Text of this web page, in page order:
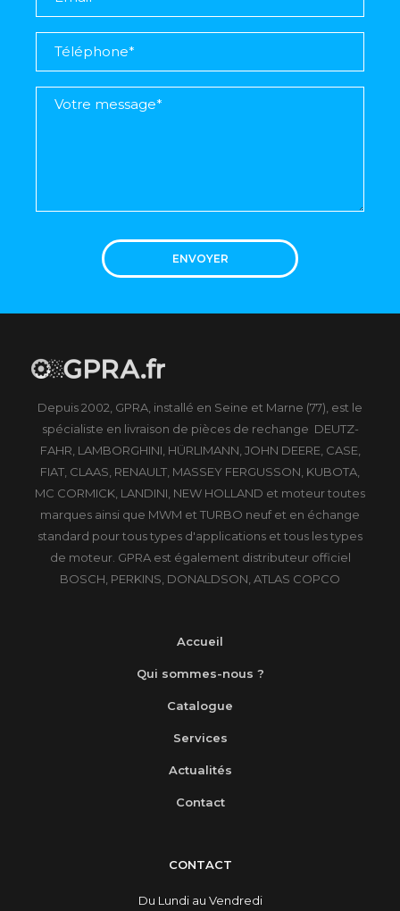
ENVOYER
Depuis 2002, GPRA, installé en Seine et Marne (77), est le
spécialiste en livraison de pièces de rechange DEUTZ-
FAHR, LAMBORGHINI, HÜRLIMANN, JOHN DEERE, CASE,
FIAT, CLAAS, RENAULT, MASSEY FERGUSSON, KUBOTA,
MC CORMICK, LANDINI, NEW HOLLAND et moteur toutes
marques ainsi que MWM et TURBO neuf et en échange
standard pour tous types d'applications et tous les types
de moteur. GPRA est également distributeur officiel
BOSCH, PERKINS, DONALDSON, ATLAS COPCO
Accueil
Qui sommes-nous ?
Catalogue
Services
Actualités
Contact
CONTACT
Du Lundi au Vendredi